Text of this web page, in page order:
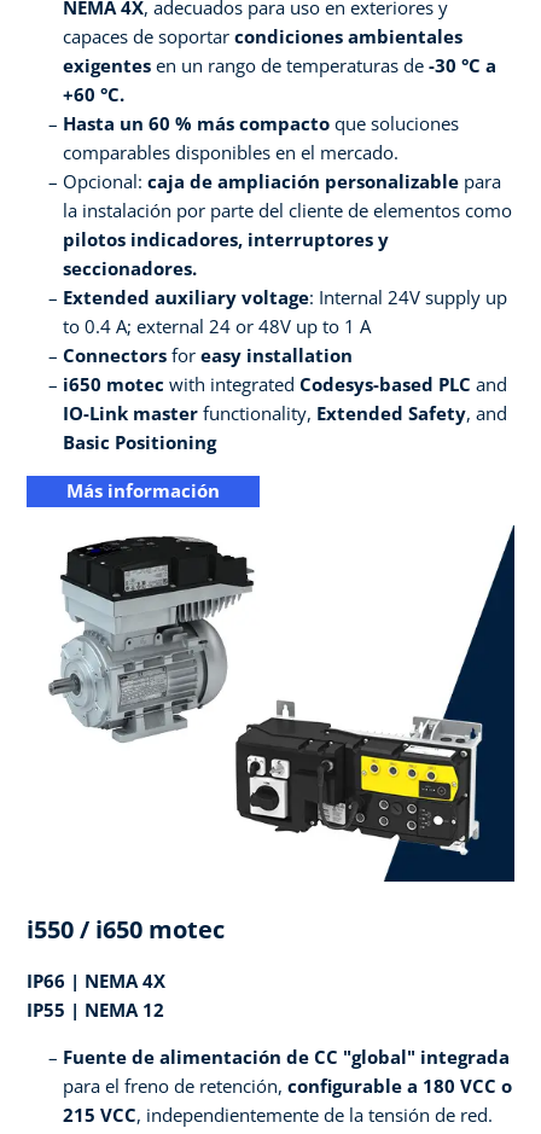
NEMA 4X, adecuados para uso en exteriores y
capaces de soportar condiciones ambientales
exigentes en un rango de temperaturas de -30 °C a
+60 °C.
Hasta un 60 % más compacto que soluciones
comparables disponibles en el mercado.
Opcional: caja de ampliación personalizable para
la instalación por parte del cliente de elementos como
pilotos indicadores, interruptores y
seccionadores.
Extended auxiliary voltage: Internal 24V supply up
to 0.4 A; external 24 or 48V up to 1 A
Connectors for easy installation
i650 motec with integrated Codesys-based PLC and
IO-Link master functionality, Extended Safety, and
Basic Positioning
Más información
i550 / i650 motec
IP66 | NEMA 4X
IP55 | NEMA 12
Fuente de alimentación de CC "global" integrada
para el freno de retención, configurable a 180 VCC o
215 VCC, independientemente de la tensión de red.